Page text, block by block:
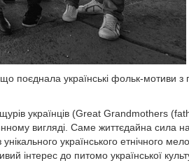
поєднала українські фольк-мотиви
українців (Great Grandmothers
вигляді. Саме життєдайна сила
українського етнічного
інтерес до питомо української